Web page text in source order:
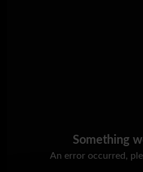
Something
An error occurred,